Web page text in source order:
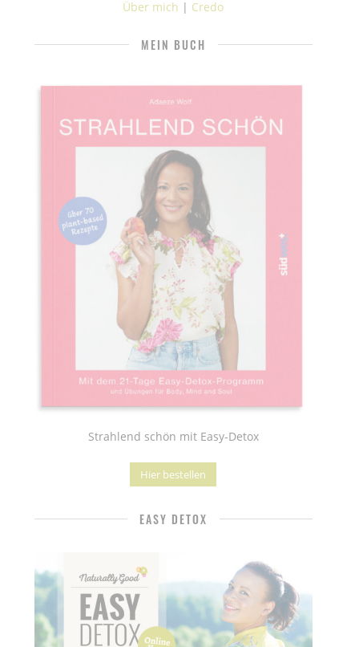
Über mich | Credo
MEIN BUCH
Strahlend schön mit Easy-Detox
Hier bestellen
EASY DETOX